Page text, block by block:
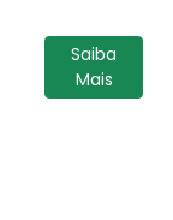
Saiba
Mais